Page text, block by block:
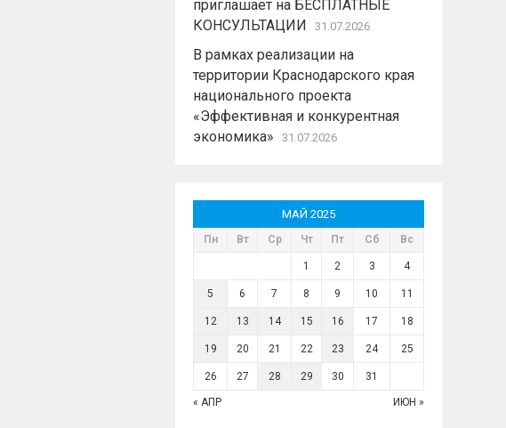
приглашает на БЕСПЛАТНЫЕ
КОНСУЛЬТАЦИИ
31.07.2026
В рамках реализации на
территории Краснодарского края
национального проекта
«Эффективная и конкурентная
экономика»
31.07.2026
МАЙ 2025
Пн Вт Ср Чт Пт Сб Вс
1 2 3 4
5 6 7 8 9 10 11
12 13 14 15 16 17 18
19 20 21 22 23 24 25
26 27 28 29 30 31
« АПР ИЮН »